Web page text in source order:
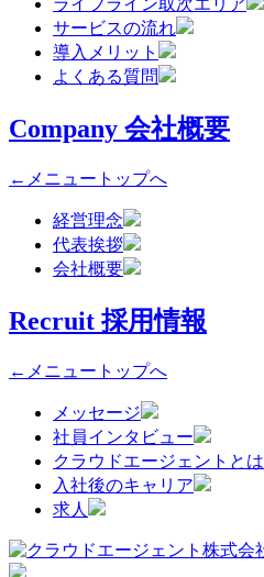
ライフライン取次エリア
サービスの流れ
導入メリット
よくある質問
Company 会社概要
←メニュートップへ
経営理念
代表挨拶
会社概要
Recruit 採用情報
←メニュートップへ
メッセージ
社員インタビュー
クラウドエージェントとは
入社後のキャリア
求人